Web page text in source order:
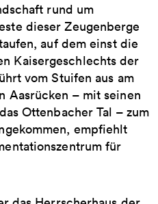
rund um
dieser Zeugenberge
auf dem einst die
Kaisergeschlechts der
vom Stuifen aus am
Aasrücken – mit seinen
Ottenbacher Tal – zum
empfiehlt
für